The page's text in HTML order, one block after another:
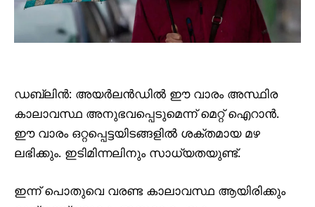
ഡബ്ലിൻ: അയർലൻഡിൽ ഈ വാരം അസ്ഥിര
കാലാവസ്ഥ അനുഭവപ്പെടുമെന്ന് മെറ്റ് ഐറാൻ.
ഈ വാരം ഒറ്റപ്പെട്ടയിടങ്ങളിൽ ശക്തമായ മഴ
ലഭിക്കും. ഇടിമിന്നലിനും സാധ്യതയുണ്ട്.
ഇന്ന് പൊതുവെ വരണ്ട കാലാവസ്ഥ ആയിരിക്കും